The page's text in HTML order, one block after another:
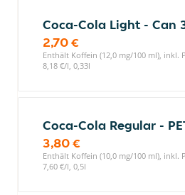
Coca-Cola Light - Can
2,70 €
Enthält Koffein (12,0 mg/100 ml), inkl.
8,18 €/l, 0,33l
Coca-Cola Regular -
3,80 €
Enthält Koffein (10,0 mg/100 ml), inkl.
7,60 €/l, 0,5l